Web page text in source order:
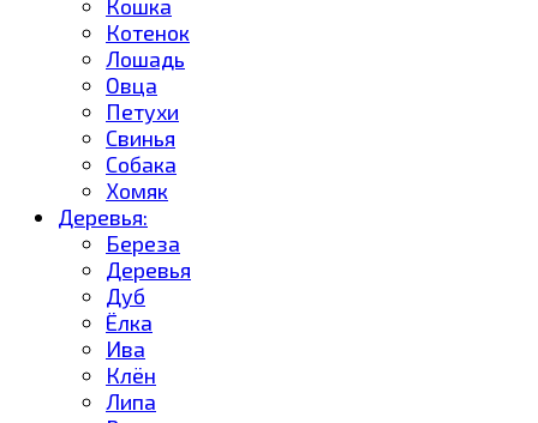
Кошка
Котенок
Лошадь
Овца
Петухи
Свинья
Собака
Хомяк
Деревья:
Береза
Деревья
Дуб
Ёлка
Ива
Клён
Липа